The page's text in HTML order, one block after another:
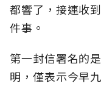
都響了，接連收
件事。
第一封信署名的
明，僅表示今早